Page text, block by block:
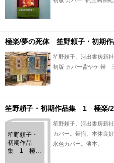
極楽/夢の死体 笙野頼子・初期
笙野頼子、河出書房新
初版 カバー背ヤケ 帯
笙野頼子・初期作品集 1 極楽
笙野頼子・
初期作品
集 1 極
笙野頼子、河出書房新
カバー。帯揃。本体良
水色カバー。薄本。